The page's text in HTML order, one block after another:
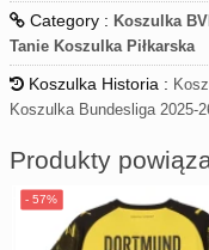
Category : Koszulka
Tanie Koszulka Piłkarska
Koszulka Historia :
Koszulka Bundesliga 2025-
Produkty